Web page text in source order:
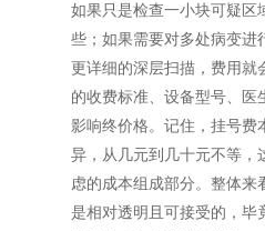
如果只是检查一小块可疑区
些；如果需要对多处病变进
更详细的深层扫描，费用就
的收费标准、设备型号、医
影响终价格。记住，挂号费
异，从几元到几十元不等，
虑的成本组成部分。整体来
是相对透明且可接受的，毕